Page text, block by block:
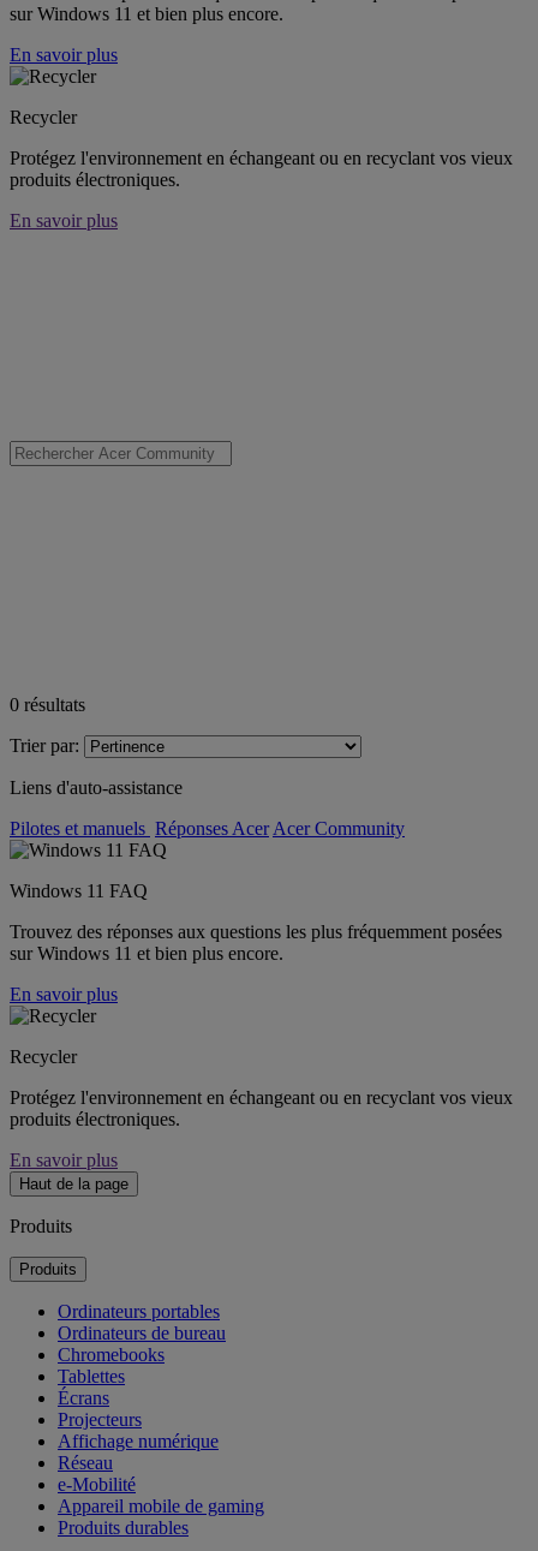
sur Windows 11 et bien plus encore.
En savoir plus
Recycler
Protégez l'environnement en échangeant ou en recyclant vos vieux
produits électroniques.
En savoir plus
0 résultats
Trier par:
Liens d'auto-assistance
Pilotes et manuels Réponses Acer Acer Community
Windows 11 FAQ
Trouvez des réponses aux questions les plus fréquemment posées
sur Windows 11 et bien plus encore.
En savoir plus
Recycler
Protégez l'environnement en échangeant ou en recyclant vos vieux
produits électroniques.
En savoir plus
Haut de la page
Produits
Produits
Ordinateurs portables
Ordinateurs de bureau
Chromebooks
Tablettes
Écrans
Projecteurs
Affichage numérique
Réseau
e-Mobilité
Appareil mobile de gaming
Produits durables